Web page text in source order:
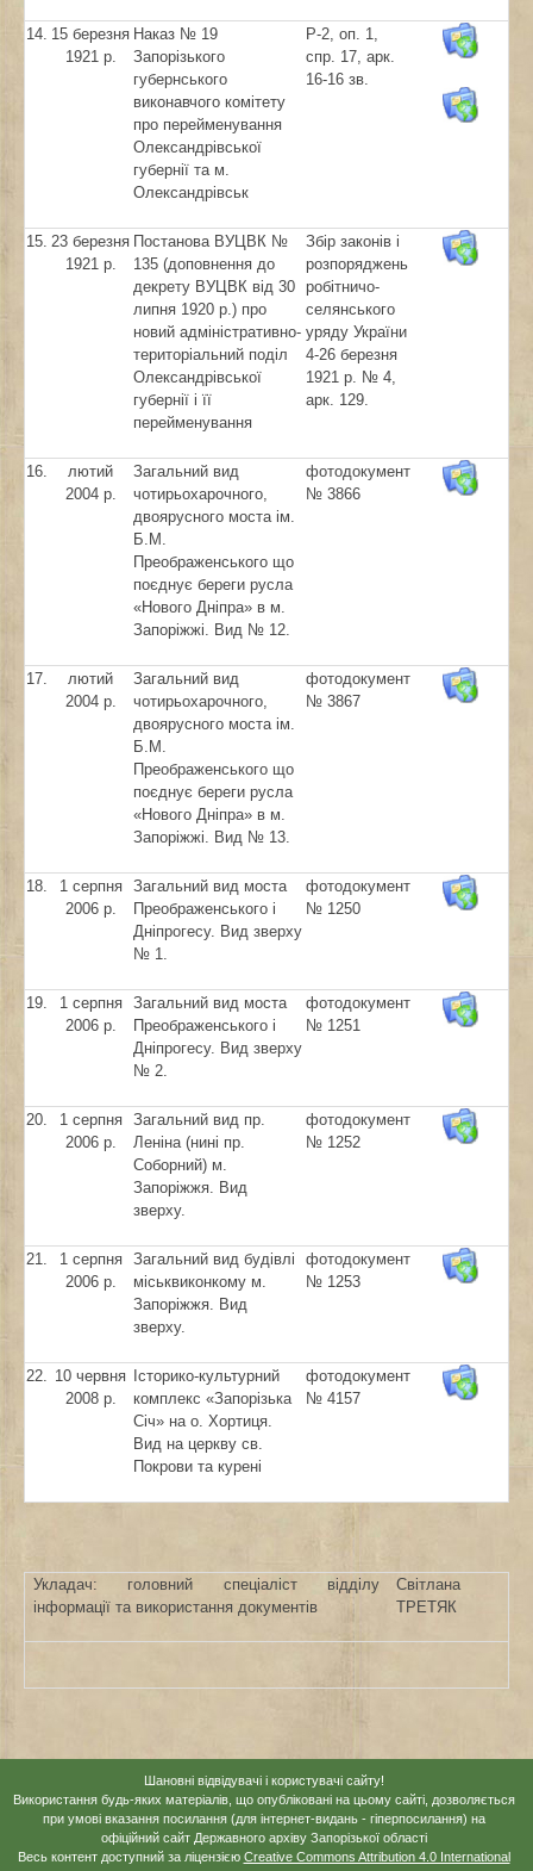
14. 15 березня
1921 р.
Наказ № 19
Запорізького
губернського
виконавчого комітету
про перейменування
Олександрівської
губернії та м.
Олександрівськ
Р-2, оп. 1,
спр. 17, арк.
16-16 зв.
15. 23 березня
1921 р.
Постанова ВУЦВК №
135 (доповнення до
декрету ВУЦВК від 30
липня 1920 р.) про
новий адміністративно-
територіальний поділ
Олександрівської
губернії і її
перейменування
Збір законів і
розпоряджень
робітничо-
селянського
уряду України
4-26 березня
1921 р. № 4,
арк. 129.
16.
лютий
2004 р.
Загальний вид
чотирьохарочного,
двоярусного моста ім.
Б.М.
Преображенського що
поєднує береги русла
«Нового Дніпра» в м.
Запоріжжі. Вид № 12.
фотодокумент
№ 3866
17.
лютий
2004 р.
Загальний вид
чотирьохарочного,
двоярусного моста ім.
Б.М.
Преображенського що
поєднує береги русла
«Нового Дніпра» в м.
Запоріжжі. Вид № 13.
фотодокумент
№ 3867
18.
1 серпня
2006 р.
Загальний вид моста
Преображенського і
Дніпрогесу. Вид зверху
№ 1.
фотодокумент
№ 1250
19.
1 серпня
2006 р.
Загальний вид моста
Преображенського і
Дніпрогесу. Вид зверху
№ 2.
фотодокумент
№ 1251
20.
1 серпня
2006 р.
Загальний вид пр.
Леніна (нині пр.
Соборний) м.
Запоріжжя. Вид
зверху.
фотодокумент
№ 1252
21.
1 серпня
2006 р.
Загальний вид будівлі
міськвиконкому м.
Запоріжжя. Вид
зверху.
фотодокумент
№ 1253
22. 10 червня
2008 р.
Історико-культурний
комплекс «Запорізька
Січ» на о. Хортиця.
Вид на церкву св.
Покрови та курені
фотодокумент
№ 4157
Укладач: головний спеціаліст відділу
інформації та використання документів
Світлана
ТРЕТЯК
Шановні відвідувачі і користувачі сайту!
Використання будь-яких матеріалів, що опубліковані на цьому сайті, дозволяється
при умові вказання посилання (для інтернет-видань - гіперпосилання) на
офіційний сайт Державного архіву Запорізької області
Весь контент доступний за ліцензією Creative Commons Attribution 4.0 International